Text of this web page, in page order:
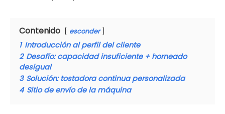
Contenido esconder
1 Introducción al perfil del cliente
2 Desafío: capacidad insuficiente + horneado
desigual
3 Solución: tostadora continua personalizada
4 Sitio de envío de la máquina